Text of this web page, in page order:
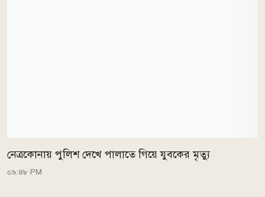
নেত্রকোনায় পুলিশ দেখে পালাতে গিয়ে যুবকের মৃত্যু
০৯:৪৮ PM